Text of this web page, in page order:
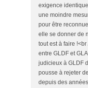
exigence
une moindre
pour être
elle se donner de
tout est à faire
entre GLDF et
judicieux à GLDF
pousse à rejeter
depuis des